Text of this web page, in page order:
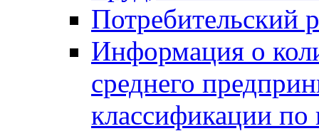
Потребительский
Информация о
среднего
классификации